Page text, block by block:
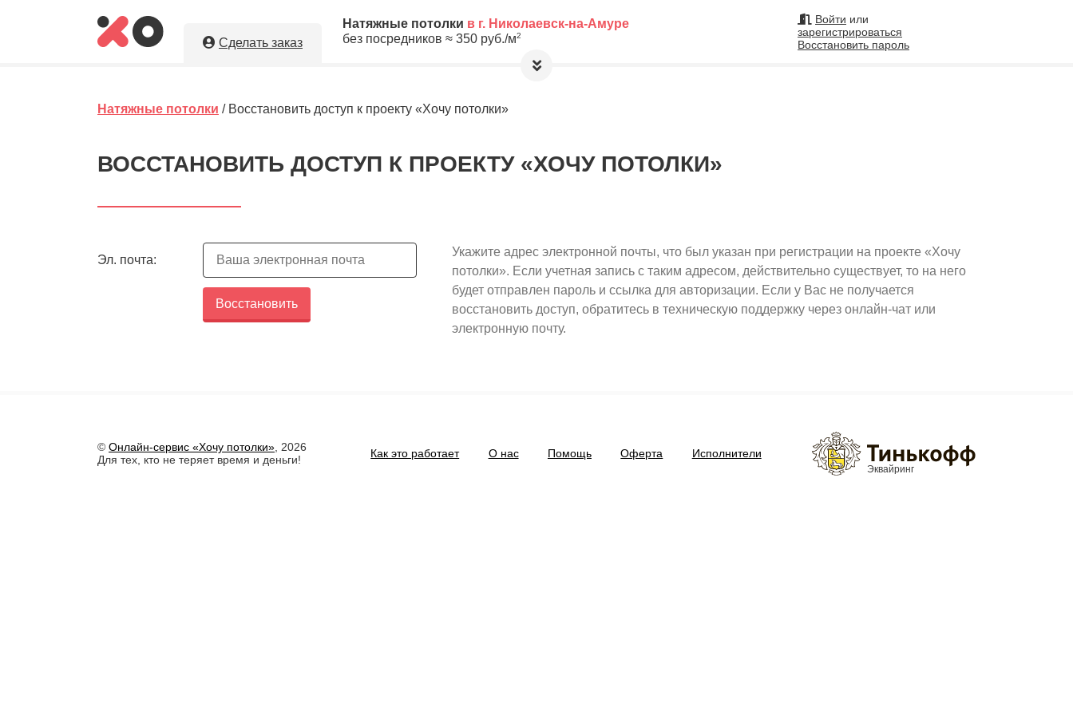
Сделать заказ
Натяжные потолки в г. Николаевск-на-Амуре
без посредников ≈ 350 руб./м2
Войти или
зарегистрироваться
Восстановить пароль
Укажите необходимые параметры, а мы предложим Вам
исполнителя.
Ориентировочная площадь Вашего потолка
99 Подобрать исполнителя
Натяжные потолки / Восстановить доступ к проекту «Хочу потолки»
ВОССТАНОВИТЬ ДОСТУП К ПРОЕКТУ «ХОЧУ ПОТОЛКИ»
Эл. почта:
Восстановить
Укажите адрес электронной почты, что был указан при регистрации на проекте «Хочу
потолки». Если учетная запись с таким адресом, действительно существует, то на него
будет отправлен пароль и ссылка для авторизации. Если у Вас не получается
восстановить доступ, обратитесь в техническую поддержку через онлайн-чат или
электронную почту.
© Онлайн-сервис «Хочу потолки» , 2026
Для тех, кто не теряет время и деньги!
Как это работает О нас Помощь Оферта Исполнители
Эквайринг